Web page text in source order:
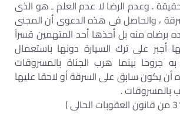
حقيقة . وعدم الرضا لا عدم العلم ـ هو الذى
، والحاصل فى هذه الدعوى أن المجنى
برضاه منه بل أخذها أحد المتهمين قسراً
أجبر على ترك السيارة دونها باستعمال
به جروحا بينما هرب الجناة بالمسروقات
أن يكون سابق على السرقة أو لاحقا عليها
بالمسروقات .